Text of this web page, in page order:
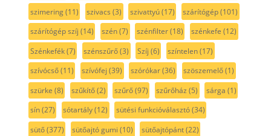
szimering(11) szivacs (3) szivattyú(17) szárítógép(101)
szárítógép szíj (14) szén(7) szénfilter(18) szénkefe (12)
Szénkefék(7) szénszűrő(3) Szíj (6) színtelen(17)
szívócső(11) szívófej (39) szórókar(36) szöszemelő(1)
szürke (8) szűkítő(2) szűrő(97) szűrőház (5) sárga (1)
sín(27) sótartály(12) sütési funkcióválasztó(34)
sütő(377) sütőajtó gumi (10) sütőajtópánt(22)